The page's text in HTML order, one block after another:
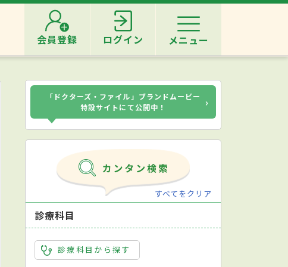
会員登録 ログイン メニュー
「ドクターズ・ファイル」ブランドムービー
特設サイトにて公開中！
›
すべてをクリア
診療科目
診療科目から探す